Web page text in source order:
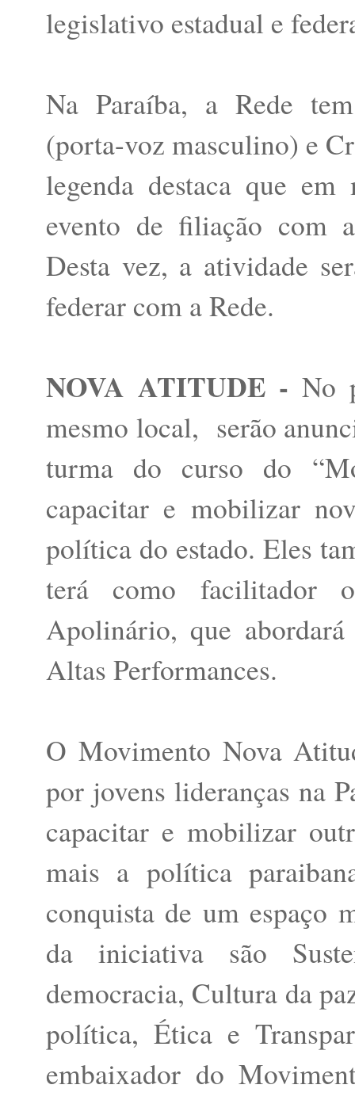
legislativo estadual e
Na Paraíba, a Rede
(porta-voz masculino) e
legenda destaca que
evento de filiação com
Desta vez, a atividade
federar com a Rede.
NOVA ATITUDE - No
mesmo local, serão
turma do curso do
capacitar e mobilizar
política do estado. Eles
terá como facilitador
Apolinário, que
Altas Performances.
O Movimento Nova
por jovens lideranças na
capacitar e mobilizar
mais a política
conquista de um espaço
da iniciativa são
democracia, Cultura da
política, Ética e
embaixador do